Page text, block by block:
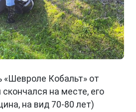
«Шевроле Кобальт» от
на месте, его
на вид 70-80 лет)